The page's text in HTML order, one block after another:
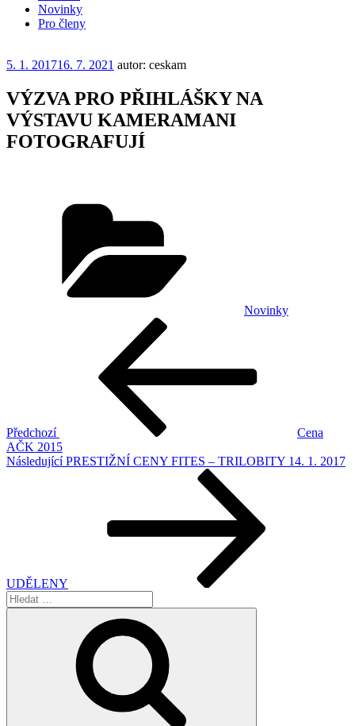
Novinky
Pro členy
Publikováno
5. 1. 201716. 7. 2021 autor: ceskam
VÝZVA PRO PŘIHLÁŠKY NA
VÝSTAVU KAMERAMANI
FOTOGRAFUJÍ
Novinky
Předchozí
Cena
AČK 2015
Následující
Následující PRESTIŽNÍ CENY FITES – TRILOBITY 14. 1. 2017
UDĚLENY
Hledat: